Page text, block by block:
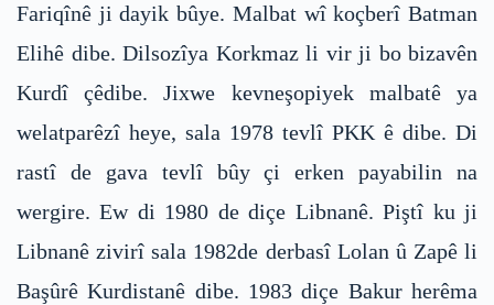
Fariqînê ji dayik bûye. Malbat wî koçberî Batman
Elihê dibe. Dilsozîya Korkmaz li vir ji bo bizavên
Kurdî çêdibe. Jixwe kevneşopiyek malbatê ya
welatparêzî heye, sala 1978 tevlî PKK ê dibe. Di
rastî de gava tevlî bûy çi erken payabilin na
wergire. Ew di 1980 de diçe Libnanê. Piştî ku ji
Libnanê zivirî sala 1982de derbasî Lolan û Zapê li
Başûrê Kurdistanê dibe. 1983 diçe Bakur herêma